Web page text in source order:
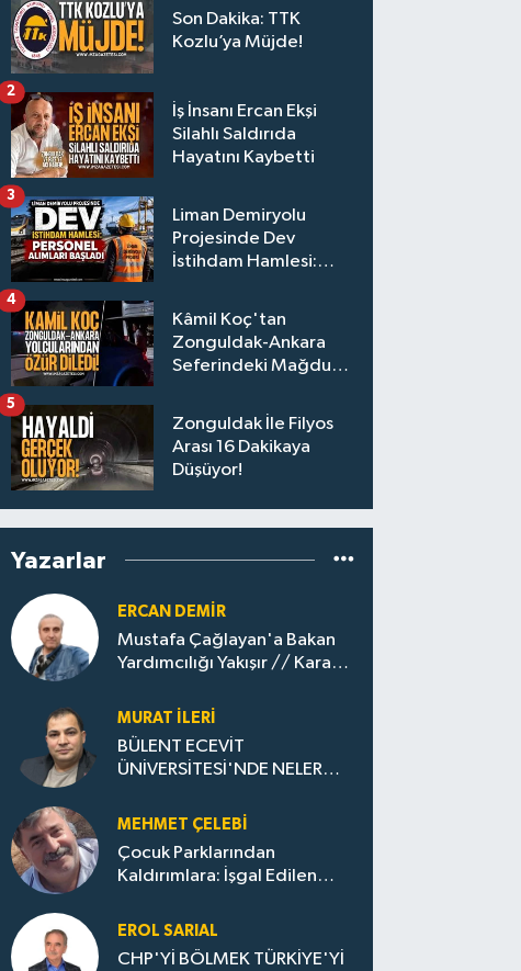
Son Dakika: TTK
Kozlu’ya Müjde!
İş İnsanı Ercan Ekşi
Silahlı Saldırıda
Hayatını Kaybetti
2
Liman Demiryolu
Projesinde Dev
İstihdam Hamlesi:
3
Kâmil Koç'tan
Zonguldak-Ankara
Seferindeki Mağdur
4
Zonguldak İle Filyos
Arası 16 Dakikaya
Düşüyor!
5
Yazarlar
ERCAN DEMIR
Mustafa Çağlayan'a Bakan
Yardımcılığı Yakışır // ​Kara
Zonguldak'ın Dönüşümü..
MURAT İLERI
BÜLENT ECEVİT
ÜNİVERSİTESİ'NDE NELER
MEHMET ÇELEBI
Çocuk Parklarından
Kaldırımlara: İşgal Edilen
Evler Çöp Dolu
EROL SARIAL
CHP'Yİ BÖLMEK TÜRKİYE'Yİ